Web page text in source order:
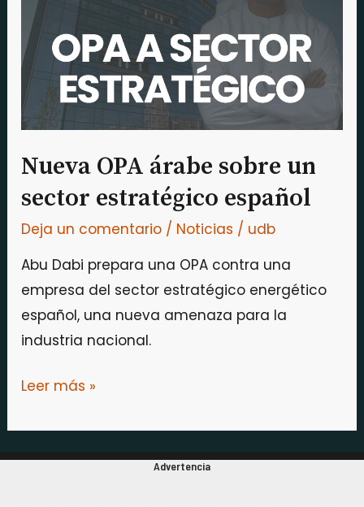
Nueva OPA árabe sobre un
sector estratégico español
Deja un comentario / Noticias / udb
Abu Dabi prepara una OPA contra una
empresa del sector estratégico energético
español, una nueva amenaza para la
industria nacional.
un
sector
estratégico
español
Leer más »
Advertencia